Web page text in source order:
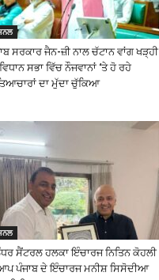
ਸਰਕਾਰ ਜੈਨ-ਜ਼ੀ ਨਾਲ ਚੱਟਾਨ ਵਾਂਗ ਖੜ੍ਹੀ
ਸਭਾ ਵਿੱਚ ਨੌਜਵਾਨਾਂ ‘ਤੇ ਹੋ ਰਹੇ
ਦਾ ਮੁੱਦਾ ਚੁੱਕਿਆ
ਸੈਂਟਰਲ ਹਲਕਾ ਇੰਚਾਰਜ ਨਿਤਿਨ ਕੋਹਲੀ
ਪੰਜਾਬ ਦੇ ਇੰਚਾਰਜ ਮਨੀਸ਼ ਸਿਸੋਦੀਆ